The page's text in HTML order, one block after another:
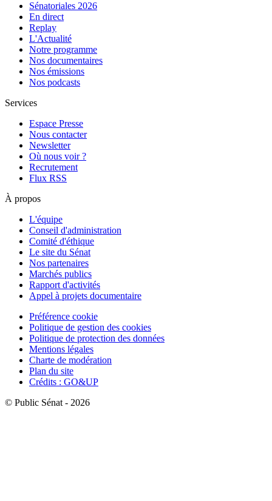
Sénatoriales 2026
En direct
Replay
L'Actualité
Notre programme
Nos documentaires
Nos émissions
Nos podcasts
Services
Espace Presse
Nous contacter
Newsletter
Où nous voir ?
Recrutement
Flux RSS
À propos
L'équipe
Conseil d'administration
Comité d'éthique
Le site du Sénat
Nos partenaires
Marchés publics
Rapport d'activités
Appel à projets documentaire
Préférence cookie
Politique de gestion des cookies
Politique de protection des données
Mentions légales
Charte de modération
Plan du site
Crédits : GO&UP
© Public Sénat - 2026